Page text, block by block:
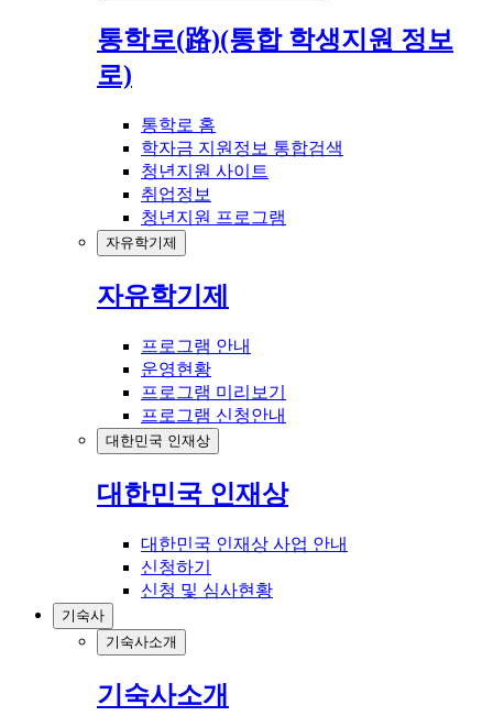
통학로(路)(통합 학생지원 정보
로)
통학로 홈
학자금 지원정보 통합검색
청년지원 사이트
취업정보
청년지원 프로그램
자유학기제
자유학기제
프로그램 안내
운영현황
프로그램 미리보기
프로그램 신청안내
대한민국 인재상
대한민국 인재상
대한민국 인재상 사업 안내
신청하기
신청 및 심사현황
기숙사
기숙사소개
기숙사소개